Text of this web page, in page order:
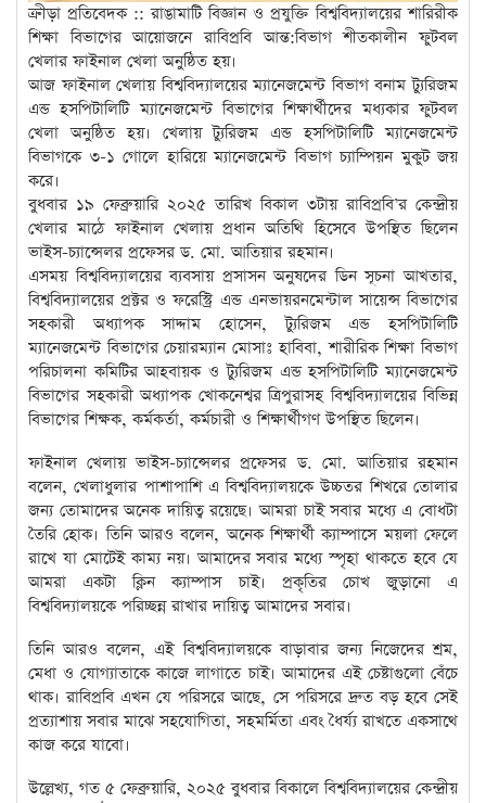
ক্রীড়া প্রতিবেদক :: রাঙামাটি বিজ্ঞান ও প্রযুক্তি বিশ্ববিদ্যালয়ের শারিরীক
শিক্ষা বিভাগের আয়োজনে রাবিপ্রবি আন্ত:বিভাগ শীতকালীন ফুটবল
খেলার ফাইনাল খেলা অনুষ্ঠিত হয়।
আজ ফাইনাল খেলায় বিশ্ববিদ্যালয়ের ম্যানেজমেন্ট বিভাগ বনাম ট্যুরিজম
এন্ড হসপিটালিটি ম্যানেজমেন্ট বিভাগের শিক্ষার্থীদের মধ্যকার ফুটবল
খেলা অনুষ্ঠিত হয়। খেলায় ট্যুরিজম এন্ড হসপিটালিটি ম্যানেজমেন্ট
বিভাগকে ৩-১ গোলে হারিয়ে ম্যানেজমেন্ট বিভাগ চ্যাম্পিয়ন মুকুট জয়
করে।
বুধবার ১৯ ফেব্রুয়ারি ২০২৫ তারিখ বিকাল ৩টায় রাবিপ্রবি’র কেন্দ্রীয়
খেলার মাঠে ফাইনাল খেলায় প্রধান অতিথি হিসেবে উপস্থিত ছিলেন
ভাইস-চ্যান্সেলর প্রফেসর ড. মো. আতিয়ার রহমান।
এসময় বিশ্ববিদ্যালয়ের ব্যবসায় প্রসাসন অনুষদের ডিন সূচনা আখতার,
বিশ্ববিদ্যালয়ের প্রক্টর ও ফরেস্ট্রি এন্ড এনভায়রনমেন্টাল সায়েন্স বিভাগের
সহকারী অধ্যাপক সাদ্দাম হোসেন, ট্যুরিজম এন্ড হসপিটালিটি
ম্যানেজমেন্ট বিভাগের চেয়ারম্যান মোসাঃ হাবিবা, শারীরিক শিক্ষা বিভাগ
পরিচালনা কমিটির আহবায়ক ও ট্যুরিজম এন্ড হসপিটালিটি ম্যানেজমেন্ট
বিভাগের সহকারী অধ্যাপক খোকনেশ্বর ত্রিপুরাসহ বিশ্ববিদ্যালয়ের বিভিন্ন
বিভাগের শিক্ষক, কর্মকর্তা, কর্মচারী ও শিক্ষার্থীগণ উপস্থিত ছিলেন।
ফাইনাল খেলায় ভাইস-চ্যান্সেলর প্রফেসর ড. মো. আতিয়ার রহমান
বলেন, খেলাধুলার পাশাপাশি এ বিশ্ববিদ্যালয়কে উচ্চতর শিখরে তোলার
জন্য তোমাদের অনেক দায়িত্ব রয়েছে। আমরা চাই সবার মধ্যে এ বোধটা
তৈরি হোক। তিনি আরও বলেন, অনেক শিক্ষার্থী ক্যাম্পাসে ময়লা ফেলে
রাখে যা মোটেই কাম্য নয়। আমাদের সবার মধ্যে স্পৃহা থাকতে হবে যে
আমরা একটা ক্লিন ক্যাম্পাস চাই। প্রকৃতির চোখ জুড়ানো এ
বিশ্ববিদ্যালয়কে পরিচ্ছন্ন রাখার দায়িত্ব আমাদের সবার।
তিনি আরও বলেন, এই বিশ্ববিদ্যালয়কে বাড়াবার জন্য নিজেদের শ্রম,
মেধা ও যোগ্যাতাকে কাজে লাগাতে চাই। আমাদের এই চেষ্টাগুলো বেঁচে
থাক। রাবিপ্রবি এখন যে পরিসরে আছে, সে পরিসরে দ্রুত বড় হবে সেই
প্রত্যাশায় সবার মাঝে সহযোগিতা, সহমর্মিতা এবং ধৈর্য্য রাখতে একসাথে
কাজ করে যাবো।
উল্লেখ্য, গত ৫ ফেব্রুয়ারি, ২০২৫ বুধবার বিকালে বিশ্ববিদ্যালয়ের কেন্দ্রীয়